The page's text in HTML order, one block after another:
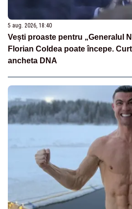
5 aug. 2026, 18:40
Vești proaste pentru „Generalul
Florian Coldea poate începe.
ancheta DNA